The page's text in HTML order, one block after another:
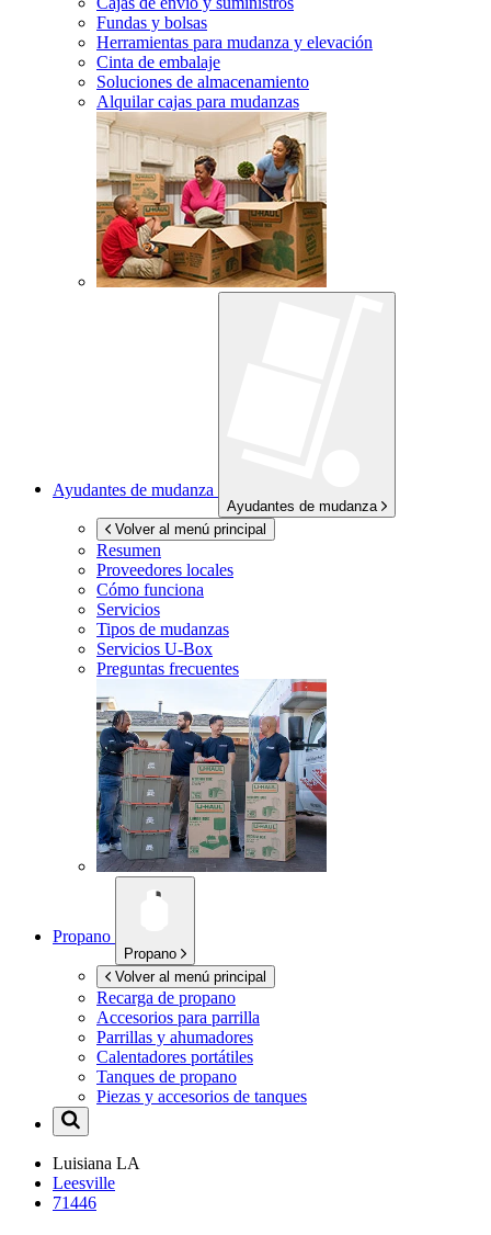
Fundas y bolsas
Herramientas para mudanza y elevación
Cinta de embalaje
Soluciones de almacenamiento
Alquilar cajas para mudanzas
Ayudantes de mudanza
Ayudantes de mudanza
Volver al menú principal
Resumen
Proveedores locales
Cómo funciona
Servicios
Tipos de mudanzas
Servicios U-Box
Preguntas frecuentes
Propano
Propano
Volver al menú principal
Recarga de propano
Accesorios para parrilla
Parrillas y ahumadores
Calentadores portátiles
Tanques de propano
Piezas y accesorios de tanques
Luisiana LA
Leesville
71446